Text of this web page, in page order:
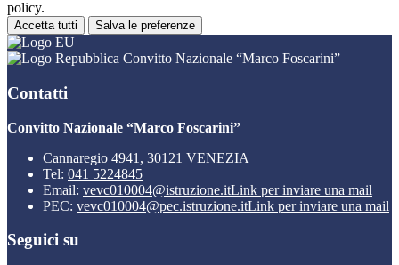
policy.
Accetta tutti Salva le preferenze
Convitto Nazionale “Marco Foscarini”
Contatti
Convitto Nazionale “Marco Foscarini”
Cannaregio 4941, 30121 VENEZIA
Tel: 041 5224845
Email: vevc010004@istruzione.itLink per inviare una mail
PEC: vevc010004@pec.istruzione.itLink per inviare una mail
Seguici su